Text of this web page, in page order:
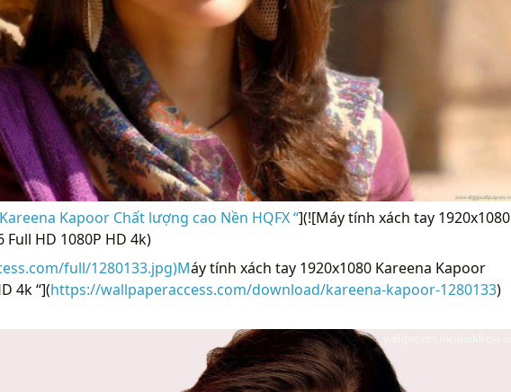
Kapoor Chất lượng cao Nền HQFX “](![Máy tính xách tay 1920x1080
HD 1080P HD 4k)
full/1280133.jpg)Máy tính xách tay 1920x1080 Kareena Kapoor
4k “](https://wallpaperaccess.com/download/kareena-kapoor-1280133)